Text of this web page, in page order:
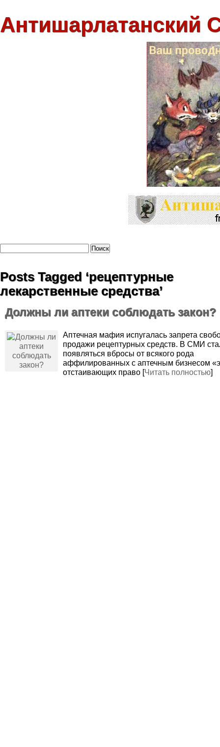
Антишарлатанский
Posts Tagged ‘рецептурные
лекарственные средства’
Должны ли аптеки соблюдать закон?
Аптечная мафия испугалась запрета
продажи рецептурных средств. В СМИ
появляться вбросы от всякого рода
аффилированных с аптечным бизнесом
отстаивающих право [Читать полностью]